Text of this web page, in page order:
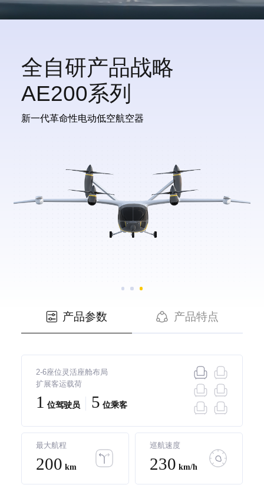
全自研产品战略
AE200系列
新一代革命性电动低空航空器
 产品参数  产品特点
2-6座位灵活座舱布局
扩展客运载荷
1 位驾驶员 5 位乘客
最大航程
200 km
巡航速度
230 km/h